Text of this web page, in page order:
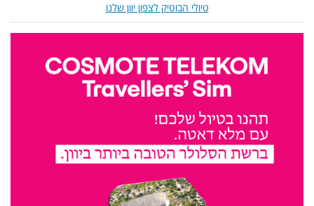
טיולי הבוטיק לצפון יוון שלנו